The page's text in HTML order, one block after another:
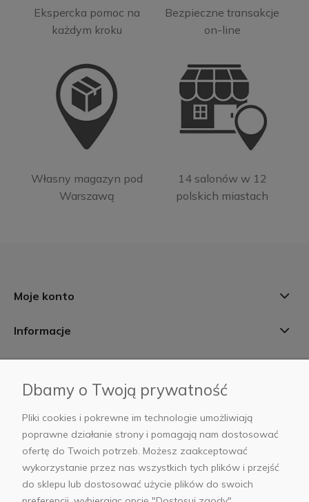
Ekspercka pomoc na
każdym kroku
Bezpieczne transakcje
on-line
Własny magazyn pod
Warszawą
14 salonów w 12
polskich miastach
Moje konto
Informacje
AB Foto
sklep@abfoto.pl
Dbamy o Twoją prywatność
Pliki cookies i pokrewne im technologie umożliwiają
poprawne działanie strony i pomagają nam dostosować
ofertę do Twoich potrzeb. Możesz zaakceptować
wykorzystanie przez nas wszystkich tych plików i przejść
do sklepu lub dostosować użycie plików do swoich